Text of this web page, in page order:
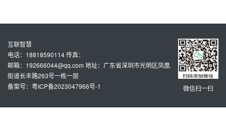
微信扫一扫
互联智慧
电话：18818590114 传真：
邮箱：192666044@qq.com 地址：广东省深圳市光明区凤凰
街道长丰路263号一栋一层
备案号：粤ICP备2023047966号-1